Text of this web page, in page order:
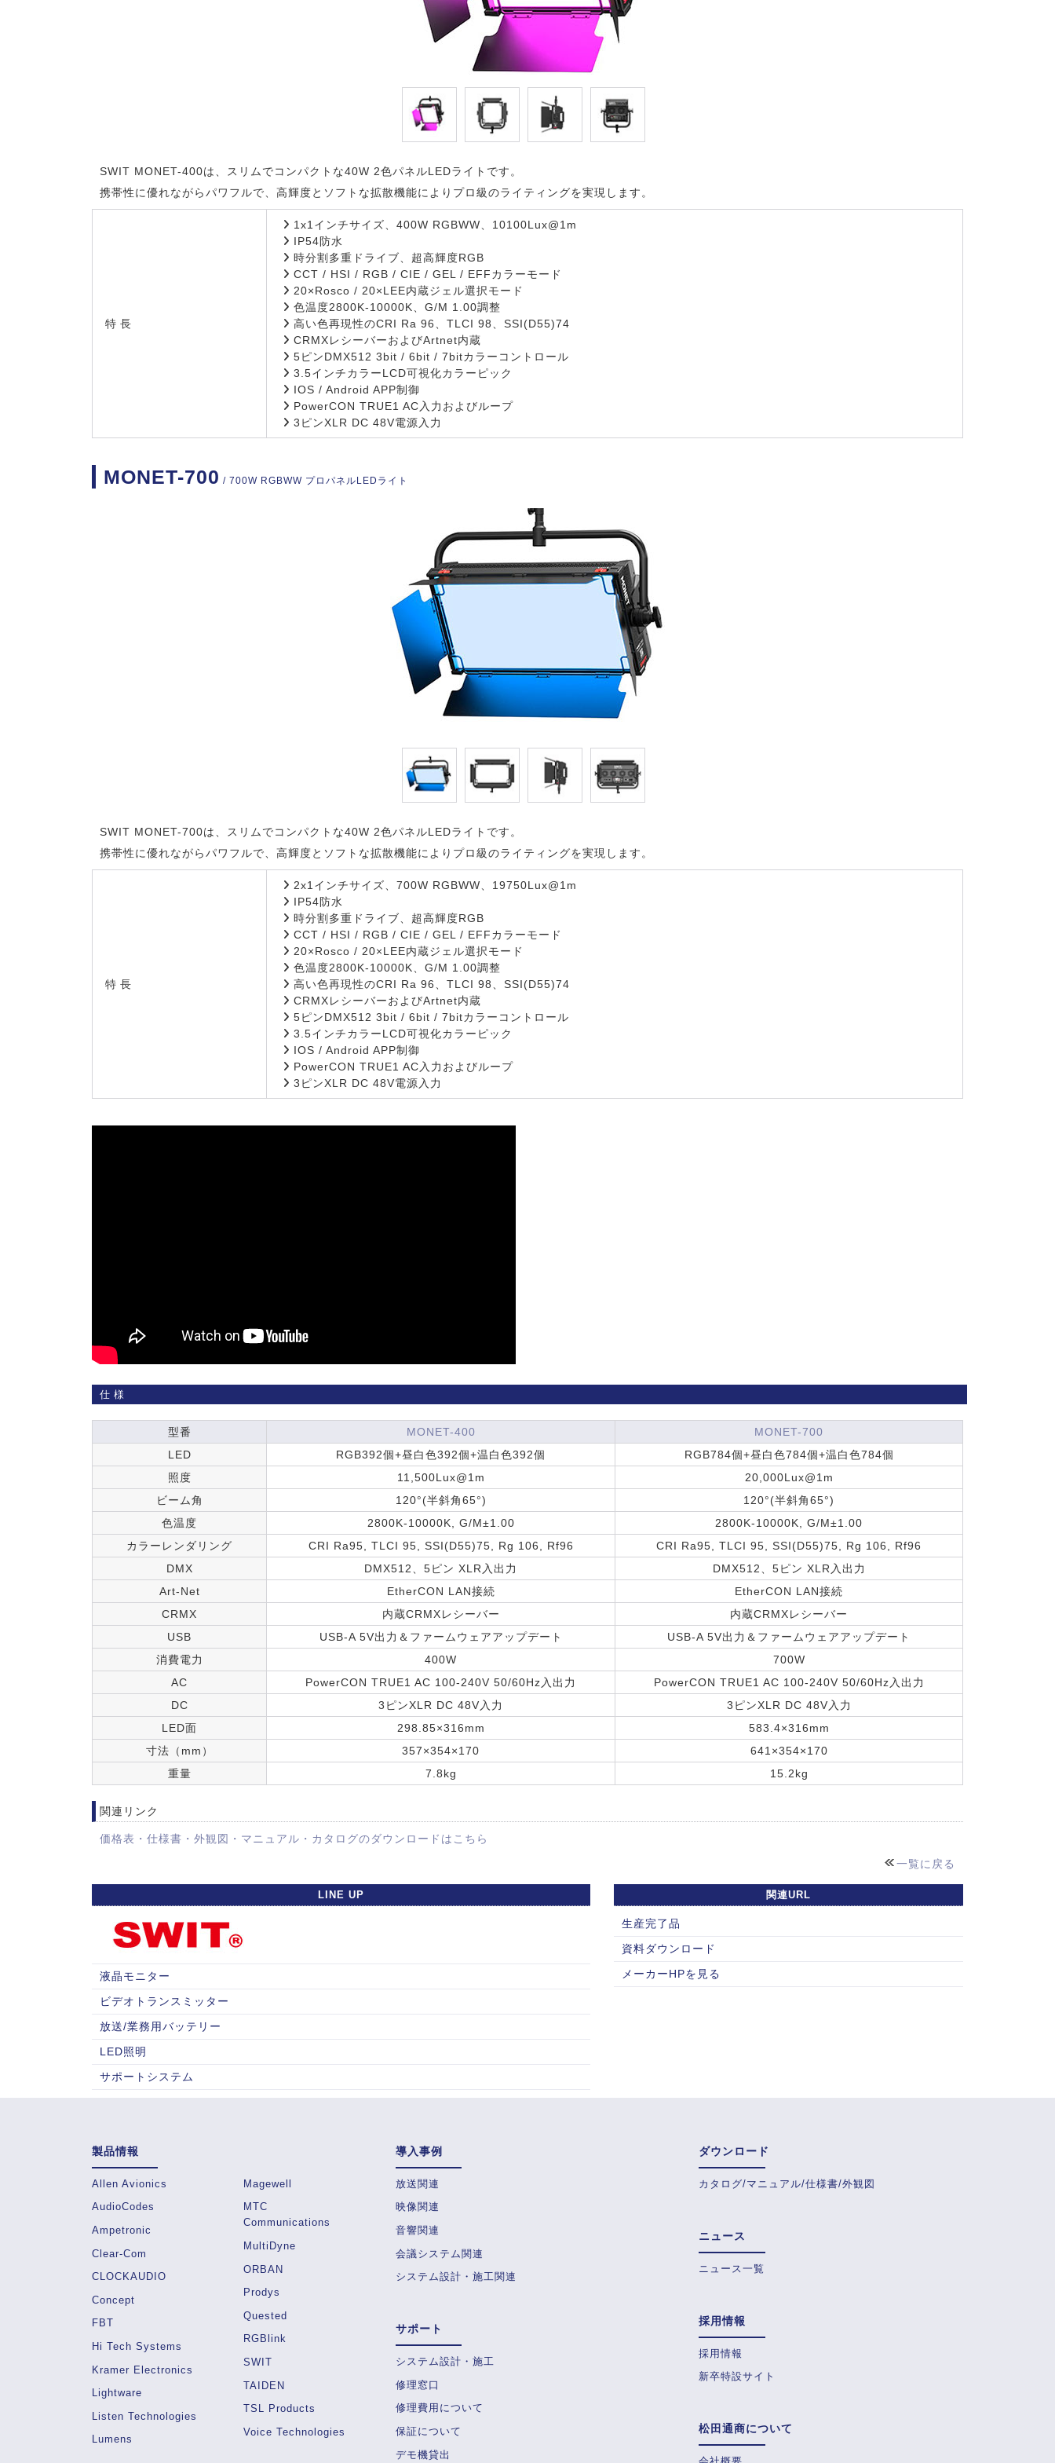
SWIT MONET-400は、スリムでコンパクトな40W 2色パネルLEDライトです。
携帯性に優れながらパワフルで、高輝度とソフトな拡散機能によりプロ級のライティングを実現します。
特長
1x1インチサイズ、400W RGBWW、10100Lux@1m
IP54防水
時分割多重ドライブ、超高輝度RGB
CCT / HSI / RGB / CIE / GEL / EFFカラーモード
20×Rosco / 20×LEE内蔵ジェル選択モード
色温度2800K-10000K、G/M 1.00調整
高い色再現性のCRI Ra 96、TLCI 98、SSI(D55)74
CRMXレシーバーおよびArtnet内蔵
5ピンDMX512 3bit / 6bit / 7bitカラーコントロール
3.5インチカラーLCD可視化カラーピック
IOS / Android APP制御
PowerCON TRUE1 AC入力およびループ
3ピンXLR DC 48V電源入力
MONET-700 / 700W RGBWW プロパネルLEDライト
SWIT MONET-700は、スリムでコンパクトな40W 2色パネルLEDライトです。
携帯性に優れながらパワフルで、高輝度とソフトな拡散機能によりプロ級のライティングを実現します。
特長
2x1インチサイズ、700W RGBWW、19750Lux@1m
IP54防水
時分割多重ドライブ、超高輝度RGB
CCT / HSI / RGB / CIE / GEL / EFFカラーモード
20×Rosco / 20×LEE内蔵ジェル選択モード
色温度2800K-10000K、G/M 1.00調整
高い色再現性のCRI Ra 96、TLCI 98、SSI(D55)74
CRMXレシーバーおよびArtnet内蔵
5ピンDMX512 3bit / 6bit / 7bitカラーコントロール
3.5インチカラーLCD可視化カラーピック
IOS / Android APP制御
PowerCON TRUE1 AC入力およびループ
3ピンXLR DC 48V電源入力
仕様
型番 MONET-400
MONET-700
LED
RGB392個+昼白色392個+温白色392個
RGB784個+昼白色784個+温白色784個
照度
11,500Lux@1m
20,000Lux@1m
ビーム角
120°(半斜角65°)
120°(半斜角65°)
色温度
2800K-10000K, G/M±1.00
2800K-10000K, G/M±1.00
カラーレンダリング
CRI Ra95, TLCI 95, SSI(D55)75, Rg 106, Rf96
CRI Ra95, TLCI 95, SSI(D55)75, Rg 106, Rf96
DMX
DMX512、5ピン XLR入出力
DMX512、5ピン XLR入出力
Art-Net
EtherCON LAN接続
EtherCON LAN接続
CRMX
内蔵CRMXレシーバー
内蔵CRMXレシーバー
USB
USB-A 5V出力＆ファームウェアアップデート
USB-A 5V出力＆ファームウェアアップデート
消費電力
400W
700W
AC
PowerCON TRUE1 AC 100-240V 50/60Hz入出力
PowerCON TRUE1 AC 100-240V 50/60Hz入出力
DC
3ピンXLR DC 48V入力
3ピンXLR DC 48V入力
LED面
298.85×316mm
583.4×316mm
寸法（mm）
357×354×170
641×354×170
重量
7.8kg 15.2kg
関連リンク
価格表・仕様書・外観図・マニュアル・カタログのダウンロードはこちら
一覧に戻る
LINE UP
液晶モニター
ビデオトランスミッター
放送/業務用バッテリー
LED照明
サポートシステム
関連URL
生産完了品
資料ダウンロード
メーカーHPを見る
製品情報
Allen Avionics
AudioCodes
Ampetronic
Clear-Com
CLOCKAUDIO
Concept
FBT
Hi Tech Systems
Kramer Electronics
Lightware
Listen Technologies
Lumens
Magewell
MTC
Communications
MultiDyne
ORBAN
Prodys
Quested
RGBlink
SWIT
TAIDEN
TSL Products
Voice Technologies
導入事例
放送関連
映像関連
音響関連
会議システム関連
システム設計・施工関連
サポート
システム設計・施工
修理窓口
修理費用について
保証について
デモ機貸出
ダウンロード
カタログ/マニュアル/仕様書/外観図
ニュース
ニュース一覧
採用情報
採用情報
新卒特設サイト
松田通商について